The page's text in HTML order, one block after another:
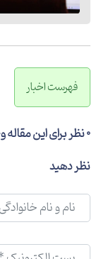
فهرست اخبار
0 نظر برای این مقاله وجود دارد
نظر دهید